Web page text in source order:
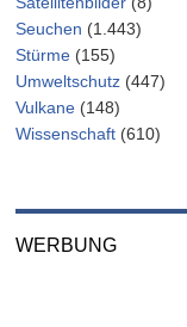
Seuchen (1.443)
Stürme (155)
Umweltschutz (447)
Vulkane (148)
Wissenschaft (610)
WERBUNG